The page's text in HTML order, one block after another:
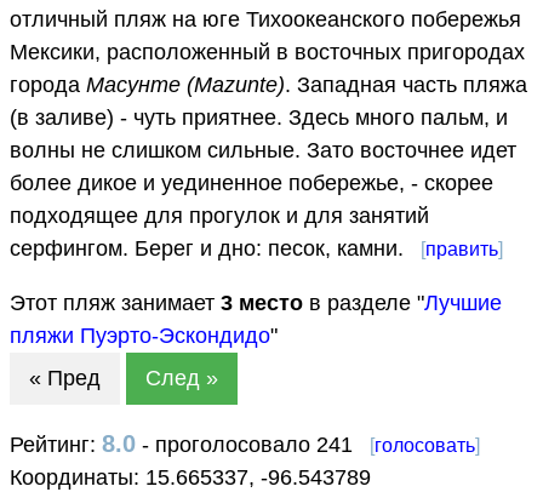
отличный пляж на юге Тихоокеанского побережья
Мексики, расположенный в восточных пригородах
города Масунте (Mazunte). Западная часть пляжа
(в заливе) - чуть приятнее. Здесь много пальм, и
волны не слишком сильные. Зато восточнее идет
более дикое и уединенное побережье, - скорее
подходящее для прогулок и для занятий
серфингом. Берег и дно: песок, камни.
[править]
Этот пляж занимает 3 место в разделе "Лучшие
пляжи Пуэрто-Эскондидо"
« Пред
След »
Рейтинг: 8.0 - проголосовало 241 [голосовать]
Координаты: 15.665337, -96.543789